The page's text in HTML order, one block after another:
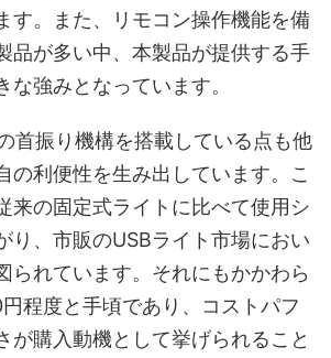
す。また、リモコン操作機能を備
品が多い中、本製品が提供する手
な強みとなっています。
首振り機構を搭載している点も他
の利便性を生み出しています。こ
来の固定式ライトに比べて使用シ
り、市販のUSBライト市場におい
られています。それにもかかわら
程度と手頃であり、コストパフ
が購入動機として挙げられること